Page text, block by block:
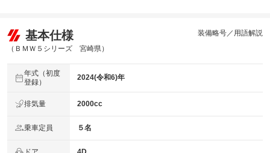
基本仕様
（ＢＭＷ５シリーズ 宮崎県）
装備略号／用語解説
年式（初度
登録）
2024(令和6)年
排気量 2000cc
乗車定員 ５名